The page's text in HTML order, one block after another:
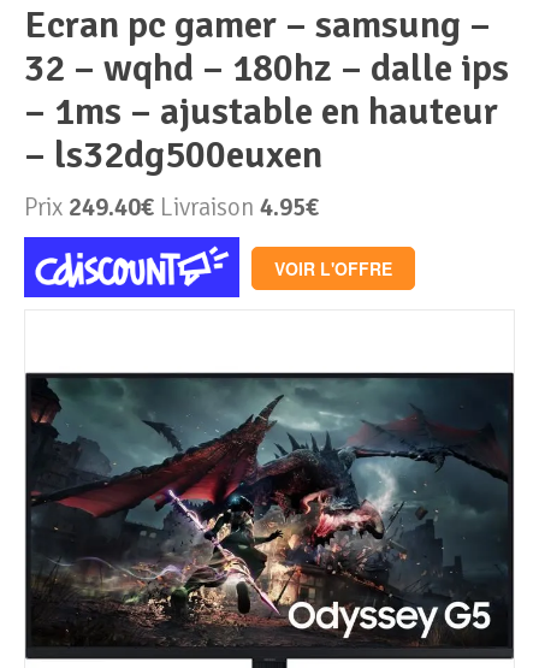
PC de bureau
PC portable
Mini PC
PC Tout-en-un
Barebone
Tablettes
Alimentation PC
Boitier PC
Carte graphique
Mémoire PC
Mémoire Notebook
Processeur
Disque SSD
Périphériques & Réseaux
Clavier & Souris
Ecran PC
Réseaux
ecran pc gamer – samsung –
32 – wqhd – 180hz – dalle ips
– 1ms – ajustable en hauteur
– ls32dg500euxen
Prix 249.40€ Livraison 4.95€
VOIR L'OFFRE